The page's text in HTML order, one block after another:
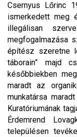
Csernyus Lőrinc
ismerkedett meg
illegálisan
megfogalmazása
építész szeretne
táborain” majd
későbbiekben
maradt az
munkatársa
Kuratóriumának
Érdemrend
településen